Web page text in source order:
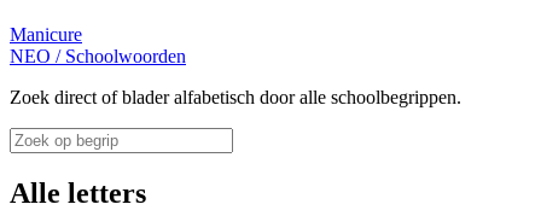
Manicure
NEO / Schoolwoorden
Zoek direct of blader alfabetisch door alle schoolbegrippen.
Alle letters